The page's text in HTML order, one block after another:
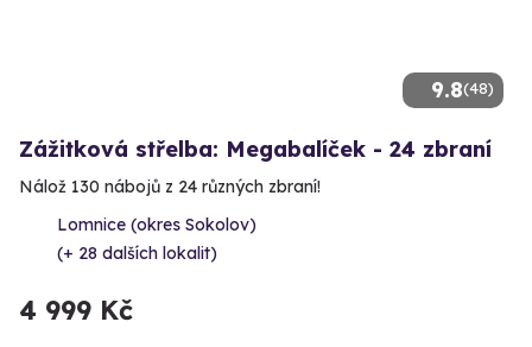
9.8(48)
Zážitková střelba: Megabalíček - 24 zbraní
Nálož 130 nábojů z 24 různých zbraní!
Lomnice (okres Sokolov)
(+ 28 dalších lokalit)
4 999 Kč